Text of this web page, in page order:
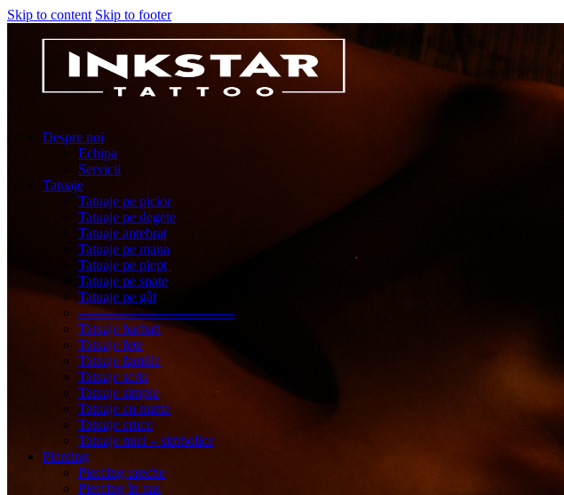
Skip to content Skip to footer
Despre noi
Echipa
Servicii
Tatuaje
Tatuaje pe picior
Tatuaje pe degete
Tatuaje antebraț
Tatuaje pe mana
Tatuaje pe piept
Tatuaje pe spate
Tatuaje pe gât
———————————
Tatuaje barbati
Tatuaje fete
Tatuaje familie
Tatuaje scris
Tatuaje simple
Tatuaje cu nume
Tatuaje cruce
Tatuaje mici – simbolice
Piercing
Piercing ureche
Piercing în nas